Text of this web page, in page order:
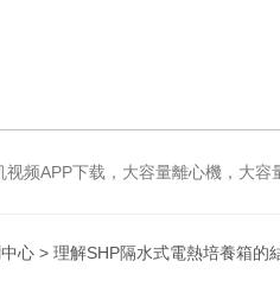
容量離心機，大容量振蕩器，高速冷凍離心機，生化、光照、振蕩培養箱，磁力攪
心 > 理解SHP隔水式電熱培養箱的